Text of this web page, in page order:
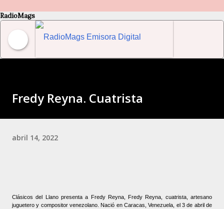
RadioMags
Fredy Reyna. Cuatrista
abril 14, 2022
Clásicos del Llano presenta a Fredy Reyna, Fredy Reyna, cuatrista, artesano
juguetero y compositor venezolano. Nació en Caracas, Venezuela, el 3 de abril de